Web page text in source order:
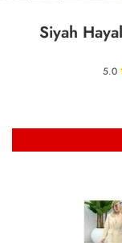
Siyah
5.0